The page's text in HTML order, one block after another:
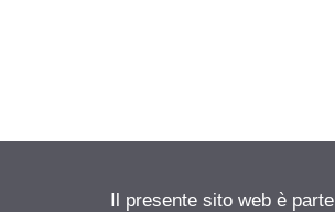
Il presente sito web è